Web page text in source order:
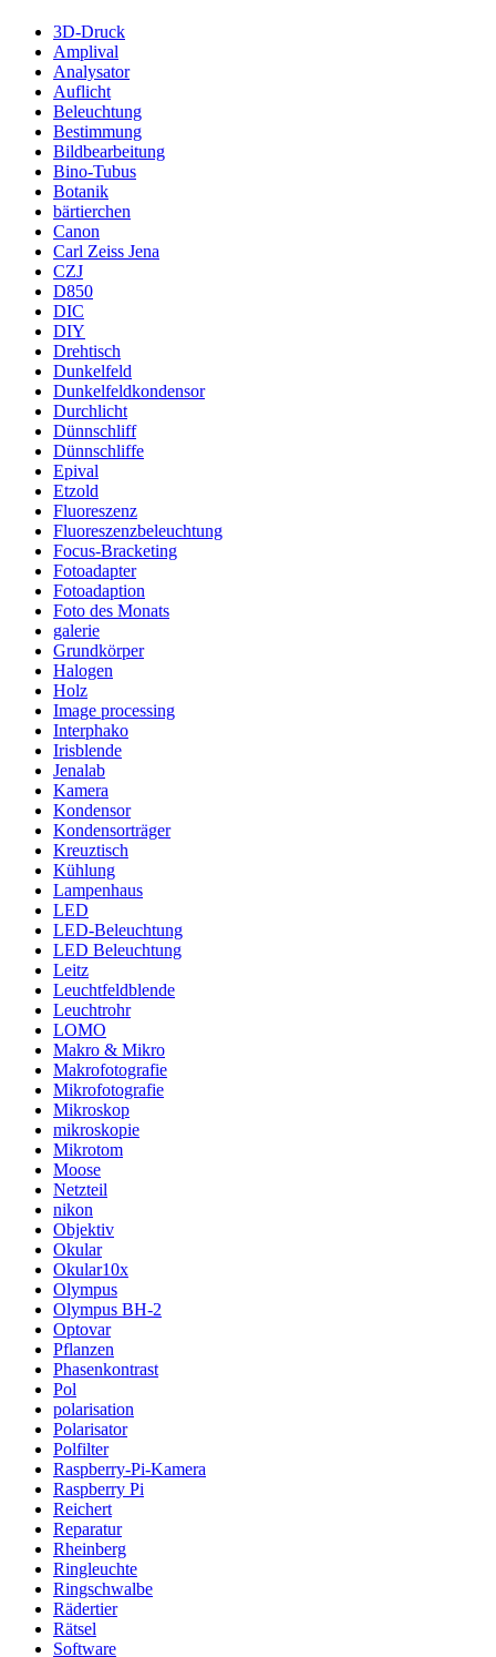
3D-Druck
Amplival
Analysator
Auflicht
Beleuchtung
Bestimmung
Bildbearbeitung
Bino-Tubus
Botanik
bärtierchen
Canon
Carl Zeiss Jena
CZJ
D850
DIC
DIY
Drehtisch
Dunkelfeld
Dunkelfeldkondensor
Durchlicht
Dünnschliff
Dünnschliffe
Epival
Etzold
Fluoreszenz
Fluoreszenzbeleuchtung
Focus-Bracketing
Fotoadapter
Fotoadaption
Foto des Monats
galerie
Grundkörper
Halogen
Holz
Image processing
Interphako
Irisblende
Jenalab
Kamera
Kondensor
Kondensorträger
Kreuztisch
Kühlung
Lampenhaus
LED
LED-Beleuchtung
LED Beleuchtung
Leitz
Leuchtfeldblende
Leuchtrohr
LOMO
Makro & Mikro
Makrofotografie
Mikrofotografie
Mikroskop
mikroskopie
Mikrotom
Moose
Netzteil
nikon
Objektiv
Okular
Okular10x
Olympus
Olympus BH-2
Optovar
Pflanzen
Phasenkontrast
Pol
polarisation
Polarisator
Polfilter
Raspberry-Pi-Kamera
Raspberry Pi
Reichert
Reparatur
Rheinberg
Ringleuchte
Ringschwalbe
Rädertier
Rätsel
Software